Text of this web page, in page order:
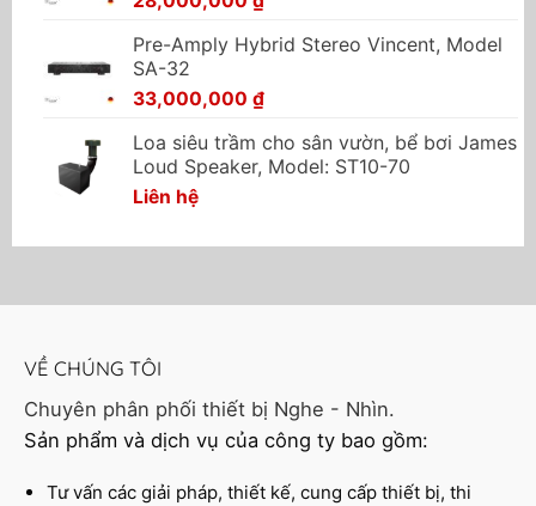
Pre-Amply Hybrid Stereo Vincent, Model
SA-32
33,000,000 ₫
Loa siêu trầm cho sân vườn, bể bơi James
Loud Speaker, Model: ST10-70
Liên hệ
VỀ CHÚNG TÔI
Chuyên phân phối thiết bị Nghe - Nhìn.
Sản phẩm và dịch vụ của công ty bao gồm:
Tư vấn các giải pháp, thiết kế, cung cấp thiết bị, thi